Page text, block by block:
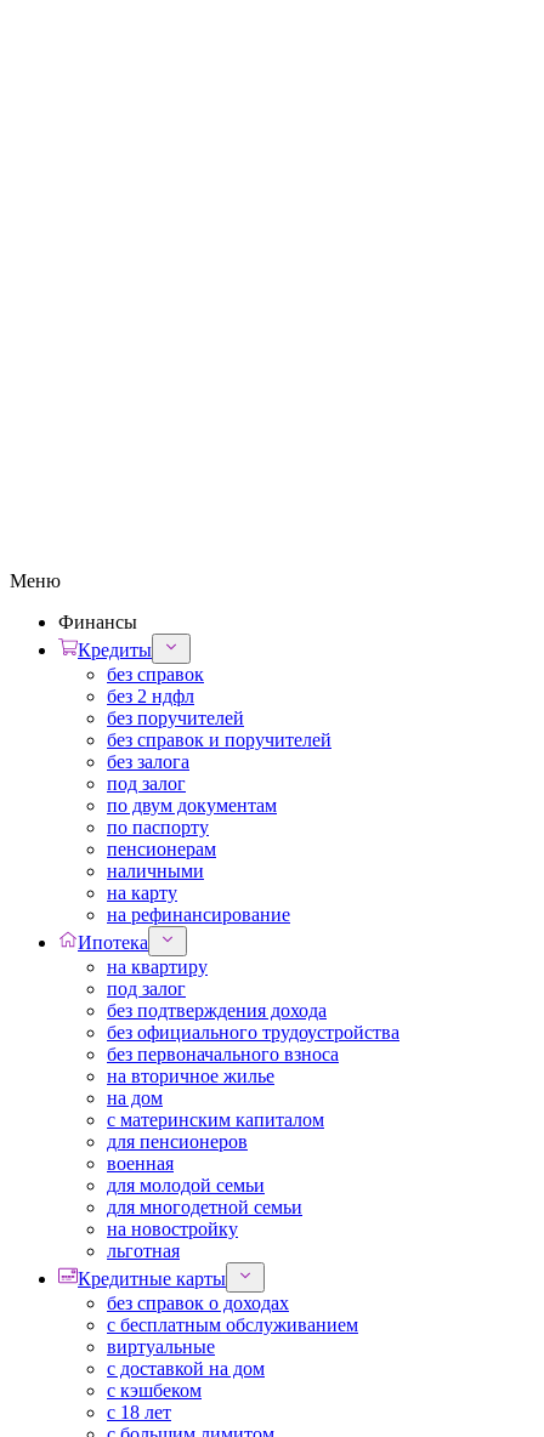
Меню
Финансы
Кредиты
без справок
без 2 ндфл
без поручителей
без справок и поручителей
без залога
под залог
по двум документам
по паспорту
пенсионерам
наличными
на карту
на рефинансирование
Ипотека
на квартиру
под залог
без подтверждения дохода
без официального трудоустройства
без первоначального взноса
на вторичное жилье
на дом
с материнским капиталом
для пенсионеров
военная
для молодой семьи
для многодетной семьи
на новостройку
льготная
Кредитные карты
без справок о доходах
с бесплатным обслуживанием
виртуальные
с доставкой на дом
с кэшбеком
с 18 лет